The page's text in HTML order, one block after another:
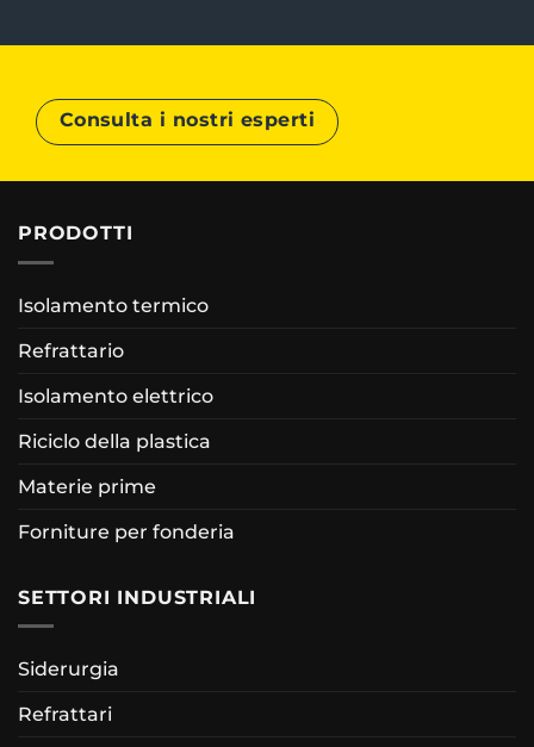
Consulta i nostri esperti
PRODOTTI
Isolamento termico
Refrattario
Isolamento elettrico
Riciclo della plastica
Materie prime
Forniture per fonderia
SETTORI INDUSTRIALI
Siderurgia
Refrattari